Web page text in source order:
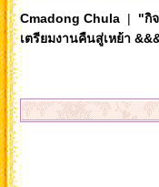
Cmadong Chula| "กิ
เตรียมงานคืนสู่เหย้า